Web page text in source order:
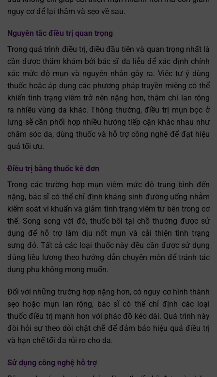
nguy cơ để lại thâm và sẹo về sau.
Nguyên tắc điều trị quan trọng
Trong quá trình điều trị, điều đầu tiên và quan trọng nhất là
cần được thăm khám bởi bác sĩ da liễu để xác định chính
xác mức độ mụn và nguyên nhân gây ra. Việc tự ý dùng
thuốc hoặc áp dụng các phương pháp truyền miệng có thể
khiến tình trạng viêm trở nên nặng hơn, thậm chí lan rộng
ra nhiều vùng da khác. Thông thường, điều trị mụn bọc ở
lưng sẽ cần phối hợp nhiều hướng tiếp cận khác nhau như
chăm sóc da, dùng thuốc và hỗ trợ công nghệ để đạt hiệu
quả tối ưu.
Điều trị bằng thuốc kê đơn
Trong các trường hợp mụn viêm mức độ trung bình đến
nặng, bác sĩ có thể chỉ định kháng sinh đường uống nhằm
kiểm soát vi khuẩn và giảm tình trạng viêm từ bên trong cơ
thể. Song song với đó, thuốc bôi tại chỗ thường được sử
dụng để hỗ trợ làm dịu nốt mụn và cải thiện tình trạng
sưng đỏ. Tất cả các loại thuốc này đều cần được sử dụng
đúng liều lượng theo hướng dẫn chuyên môn để tránh tác
dụng phụ không mong muốn.
Đối với những trường hợp nặng hơn, có nguy cơ hình thành
sẹo hoặc mụn lan rộng, bác sĩ có thể chỉ định các loại
thuốc điều trị mạnh hơn với phác đồ kéo dài. Quá trình này
đòi hỏi sự theo dõi chặt chẽ để đảm bảo hiệu quả điều trị
và hạn chế tối đa rủi ro cho da.
Sử dụng công nghệ hỗ trợ